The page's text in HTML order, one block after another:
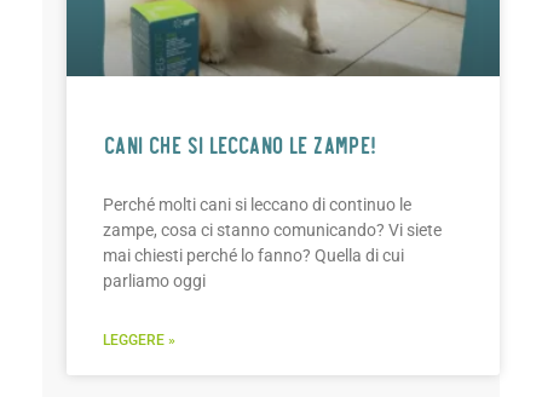
CANI CHE SI LECCANO LE ZAMPE!
Perché molti cani si leccano di continuo le
zampe, cosa ci stanno comunicando? Vi siete
mai chiesti perché lo fanno? Quella di cui
parliamo oggi
LEGGERE »